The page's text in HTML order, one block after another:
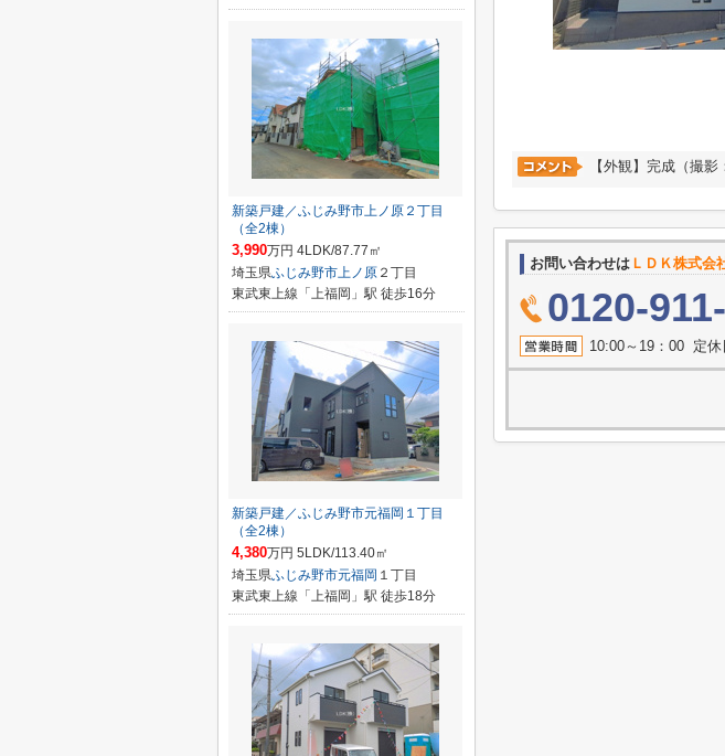
【外観】完成（撮影
お問い合わせは ＬＤＫ株式会
0120-
10:00～19：00 定休
新築戸建／ふじみ野市上ノ原２丁目
（全2棟）
3,990万円 4LDK/87.77㎡
埼玉県ふじみ野市上ノ原 ２丁目
東武東上線「上福岡」駅 徒歩16分
新築戸建／ふじみ野市元福岡１丁目
（全2棟）
4,380万円 5LDK/113.40㎡
埼玉県ふじみ野市元福岡 １丁目
東武東上線「上福岡」駅 徒歩18分